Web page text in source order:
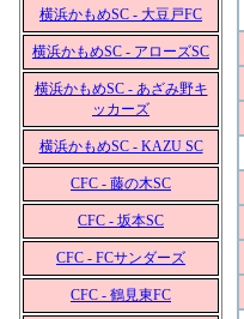
横浜かもめSC - 大豆戸FC
横浜かもめSC - アローズSC
横浜かもめSC - あざみ野キ
ッカーズ
横浜かもめSC - KAZU SC
CFC - 藤の木SC
CFC - 坂本SC
CFC - FCサンダーズ
CFC - 鶴見東FC